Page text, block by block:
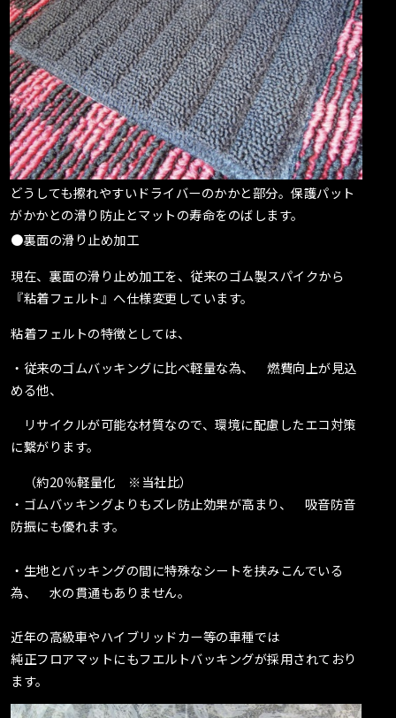
どうしても擦れやすいドライバーのかかと部分。保護パット
がかかとの滑り防止とマットの寿命をのばします。
●裏面の滑り止め加工
現在、裏面の滑り止め加工を、従来のゴム製スパイクから
『粘着フェルト』へ仕様変更しています。
粘着フェルトの特徴としては、
・従来のゴムバッキングに比べ軽量な為、 燃費向上が見込
める他、
リサイクルが可能な材質なので、環境に配慮したエコ対策
に繋がります。
（約20％軽量化 ※当社比）
・ゴムバッキングよりもズレ防止効果が高まり、 吸音防音
防振にも優れます。
・生地とバッキングの間に特殊なシートを挟みこんでいる
為、 水の貫通もありません。
近年の高級車やハイブリッドカー等の車種では
純正フロアマットにもフエルトバッキングが採用されており
ます。